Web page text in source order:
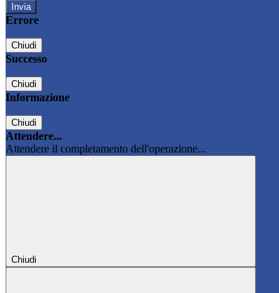
Errore
Chiudi
Successo
Chiudi
Informazione
Chiudi
Attendere...
Attendere il completamento dell'operazione...
Chiudi